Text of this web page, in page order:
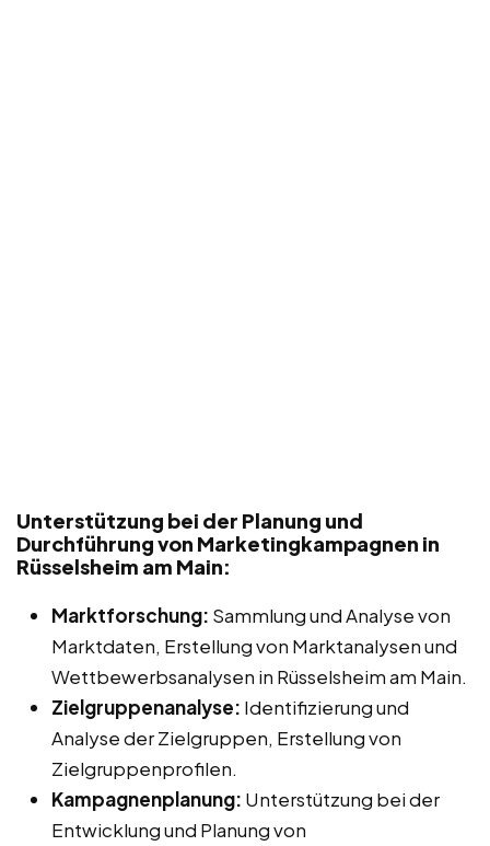
Unterstützung bei der Planung und
Durchführung von Marketingkampagnen in
Rüsselsheim am Main:
Marktforschung: Sammlung und Analyse von
Marktdaten, Erstellung von Marktanalysen und
Wettbewerbsanalysen in Rüsselsheim am Main.
Zielgruppenanalyse: Identifizierung und
Analyse der Zielgruppen, Erstellung von
Zielgruppenprofilen.
Kampagnenplanung: Unterstützung bei der
Entwicklung und Planung von